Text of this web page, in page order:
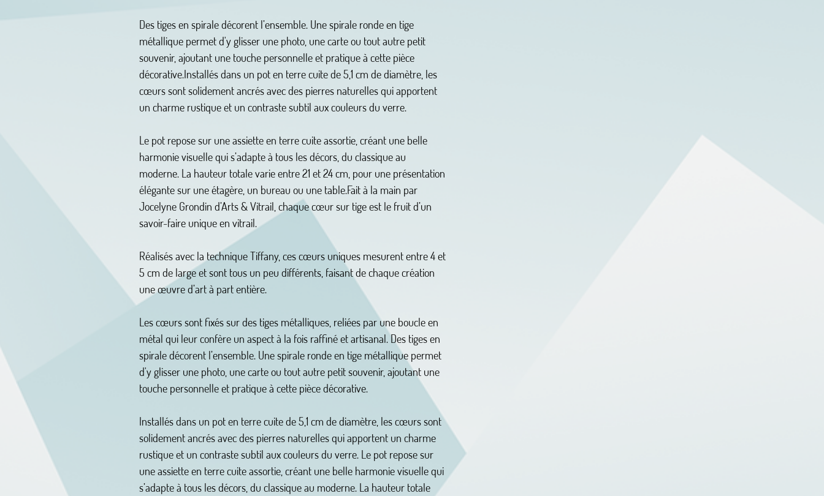
Des tiges en spirale décorent l’ensemble. Une spirale ronde en tige
métallique permet d'y glisser une photo, une carte ou tout autre petit
souvenir, ajoutant une touche personnelle et pratique à cette pièce
décorative.Installés dans un pot en terre cuite de 5,1 cm de diamètre, les
cœurs sont solidement ancrés avec des pierres naturelles qui apportent
un charme rustique et un contraste subtil aux couleurs du verre.
Le pot repose sur une assiette en terre cuite assortie, créant une belle
harmonie visuelle qui s’adapte à tous les décors, du classique au
moderne. La hauteur totale varie entre 21 et 24 cm, pour une présentation
élégante sur une étagère, un bureau ou une table.Fait à la main par
Jocelyne Grondin d’Arts & Vitrail, chaque cœur sur tige est le fruit d’un
savoir-faire unique en vitrail.
Réalisés avec la technique Tiffany, ces cœurs uniques mesurent entre 4 et
5 cm de large et sont tous un peu différents, faisant de chaque création
une œuvre d’art à part entière.
Les cœurs sont fixés sur des tiges métalliques, reliées par une boucle en
métal qui leur confère un aspect à la fois raffiné et artisanal. Des tiges en
spirale décorent l’ensemble. Une spirale ronde en tige métallique permet
d'y glisser une photo, une carte ou tout autre petit souvenir, ajoutant une
touche personnelle et pratique à cette pièce décorative.
Installés dans un pot en terre cuite de 5,1 cm de diamètre, les cœurs sont
solidement ancrés avec des pierres naturelles qui apportent un charme
rustique et un contraste subtil aux couleurs du verre. Le pot repose sur
une assiette en terre cuite assortie, créant une belle harmonie visuelle qui
s’adapte à tous les décors, du classique au moderne. La hauteur totale